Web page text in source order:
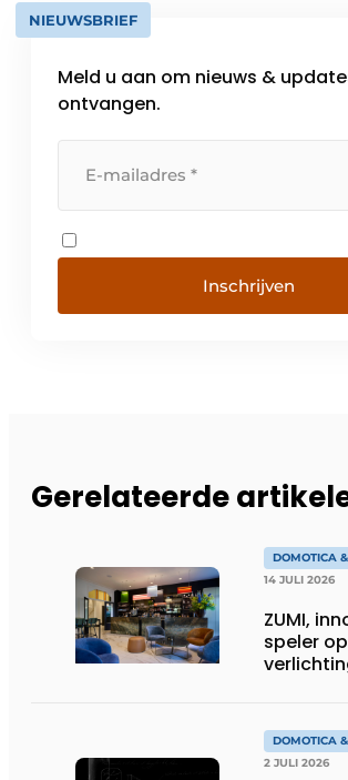
NIEUWSBRIEF
Meld u aan om nieuws &
ontvangen.
Inschrijven
Gerelateerde
DOMOTICA
14 JULI 2026
ZUMI,
speler
DOMOTICA
2 JULI 2026